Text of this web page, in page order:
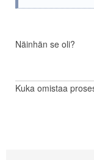
Näinhän se oli?
Kuka omistaa